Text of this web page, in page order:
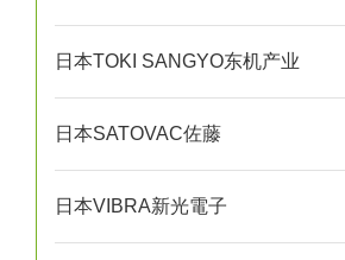
日本TOKI SANGYO东机产业
日本SATOVAC佐藤
日本VIBRA新光電子